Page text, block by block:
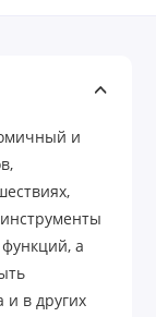
и
а
и в других